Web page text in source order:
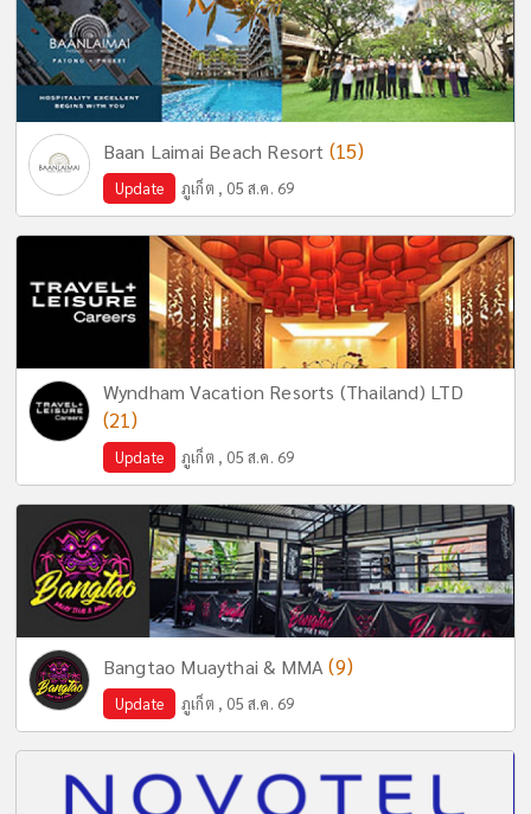
Baan Laimai Beach Resort (15)
Update ภูเก็ต , 05 ส.ค. 69
Wyndham Vacation Resorts (Thailand) LTD
(21)
Update ภูเก็ต , 05 ส.ค. 69
Bangtao Muaythai & MMA(9)
Update ภูเก็ต , 05 ส.ค. 69